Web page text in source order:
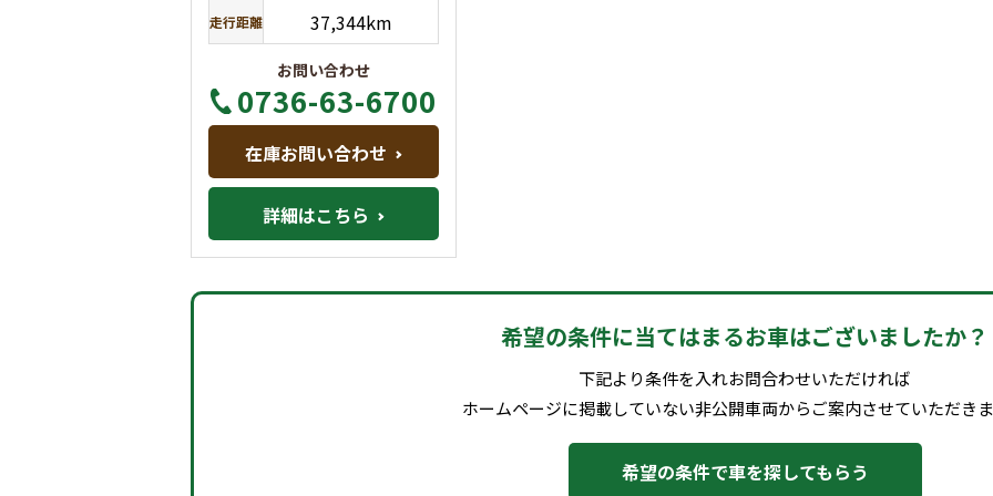
走行距離 37,344km
お問い合わせ
0736-63-6700
在庫お問い合わせ
詳細はこちら
希望の条件に当てはまるお車はございましたか？
下記より条件を入れお問合わせいただければ
ホームページに掲載していない非公開車両からご案内させていただき
希望の条件で車を探してもらう